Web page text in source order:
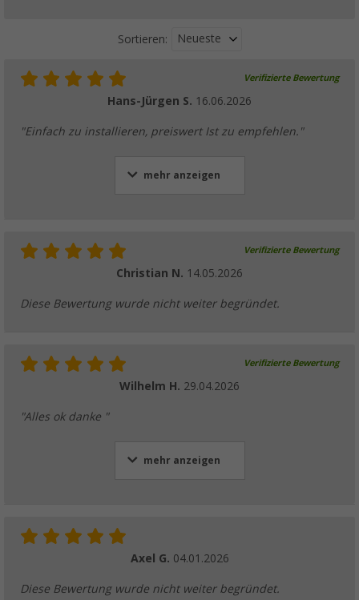
Sortieren: Neueste
Verifizierte Bewertung
Hans-Jürgen S. 16.06.2026
"Einfach zu installieren, preiswert Ist zu empfehlen."
mehr anzeigen
Verifizierte Bewertung
Christian N. 14.05.2026
Diese Bewertung wurde nicht weiter begründet.
Verifizierte Bewertung
Wilhelm H. 29.04.2026
"Alles ok danke "
mehr anzeigen
Axel G. 04.01.2026
Diese Bewertung wurde nicht weiter begründet.